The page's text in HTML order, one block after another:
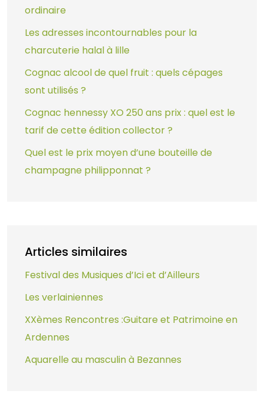
ordinaire
Les adresses incontournables pour la
charcuterie halal à lille
Cognac alcool de quel fruit : quels cépages
sont utilisés ?
Cognac hennessy XO 250 ans prix : quel est le
tarif de cette édition collector ?
Quel est le prix moyen d’une bouteille de
champagne philipponnat ?
Articles similaires
Festival des Musiques d’Ici et d’Ailleurs
Les verlainiennes
XXèmes Rencontres :Guitare et Patrimoine en
Ardennes
Aquarelle au masculin à Bezannes